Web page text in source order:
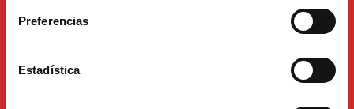
Preferencias
Estadística
Grupo Industrias Saludes es un grupo industrial español con
urbanos.